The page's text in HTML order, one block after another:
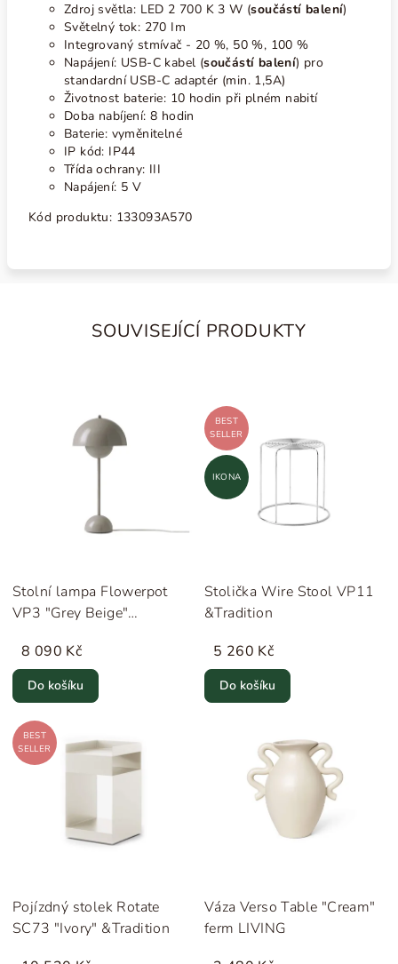
Zdroj světla: LED 2 700 K 3 W (součástí balení)
Světelný tok: 270 Im
Integrovaný stmívač - 20 %, 50 %, 100 %
Napájení: USB-C kabel (součástí balení) pro
standardní USB-C adaptér (min. 1,5A)
Životnost baterie: 10 hodin při plném nabití
Doba nabíjení: 8 hodin
Baterie: vyměnitelné
IP kód: IP44
Třída ochrany: III
Napájení: 5 V
Kód produktu: 133093A570
SOUVISEJÍCÍ PRODUKTY
Stolní lampa Flowerpot
VP3 "Grey Beige"
8 090 Kč
Do košíku
BEST
SELLER
IKONA
Stolička Wire Stool VP11
&Tradition
5 260 Kč
Do košíku
BEST
SELLER
Pojízdný stolek Rotate
SC73 "Ivory" &Tradition
Váza Verso Table "Cream"
ferm LIVING